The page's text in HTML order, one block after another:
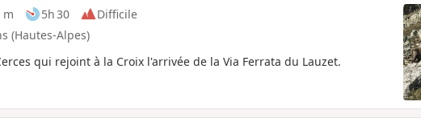
m 5h 30
Difficile
(Hautes-Alpes)
qui rejoint à la Croix l'arrivée de la Via Ferrata du Lauzet.